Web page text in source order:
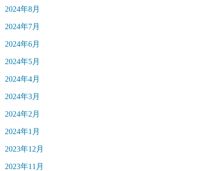
2024年8月
2024年7月
2024年6月
2024年5月
2024年4月
2024年3月
2024年2月
2024年1月
2023年12月
2023年11月